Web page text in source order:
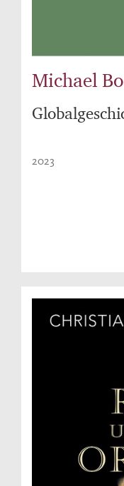
Michael
2023